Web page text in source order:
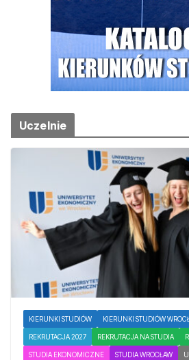
Uczelnie
KIERUNKI STUDIÓW KIERUNKI STUDIÓW
REKRUTACJA 2027 REKRUTACJA NA STUDIA
STUDIA EKONOMICZNE STUDIA WROCŁAW